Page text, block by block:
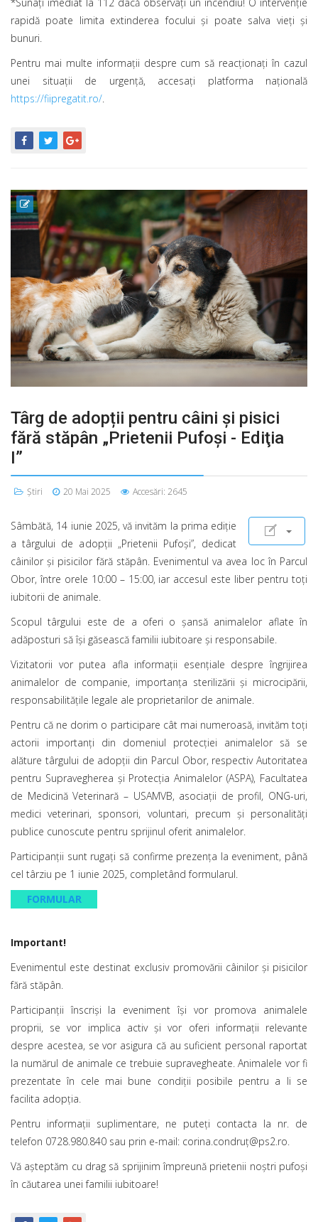
rapidă poate limita extinderea focului și poate salva vieți și
bunuri.
Pentru mai multe informaţii despre cum să reacţionaţi în cazul
unei situaţii de urgenţă, accesaţi platforma naţională
https://fiipregatit.ro/
Târg de adopții pentru câini și pisici
fără stăpân „Prietenii Pufoși - Ediţia
I”
Știri 20 Mai 2025 Accesări: 2645
Sâmbătă, 14 iunie 2025, vă invităm la prima ediție
a târgului de adopții „Prietenii Pufoși”, dedicat
câinilor și pisicilor fără stăpân. Evenimentul va avea loc în Parcul
Obor, între orele 10:00 – 15:00, iar accesul este liber pentru toți
iubitorii de animale.
Scopul târgului este de a oferi o șansă animalelor aflate în
adăposturi să îşi găsească familii iubitoare și responsabile.
Vizitatorii vor putea afla informații esențiale despre îngrijirea
animalelor de companie, importanța sterilizării și microcipării,
responsabilitățile legale ale proprietarilor de animale.
Pentru că ne dorim o participare cât mai numeroasă, invităm toți
actorii importanți din domeniul protecției animalelor să se
alăture târgului de adopţii din Parcul Obor, respectiv Autoritatea
pentru Supravegherea și Protecția Animalelor (ASPA), Facultatea
de Medicină Veterinară – USAMVB, asociații de profil, ONG-uri,
medici veterinari, sponsori, voluntari, precum și personalități
publice cunoscute pentru sprijinul oferit animalelor.
Participanții sunt rugați să confirme prezența la eveniment, până
cel târziu pe 1 iunie 2025, completând formularul.
FORMULAR
Important!
Evenimentul este destinat exclusiv promovării câinilor și pisicilor
fără stăpân.
Participanţii înscrişi la eveniment îşi vor promova animalele
proprii, se vor implica activ şi vor oferi informaţii relevante
despre acestea, se vor asigura că au suficient personal raportat
la numărul de animale ce trebuie supravegheate. Animalele vor fi
prezentate în cele mai bune condiţii posibile pentru a li se
facilita adopţia.
Pentru informații suplimentare, ne puteți contacta la nr. de
telefon 0728.980.840 sau prin e-mail: corina.condruț@ps2.ro.
Vă așteptăm cu drag să sprijinim împreună prietenii noștri pufoși
în căutarea unei familii iubitoare!